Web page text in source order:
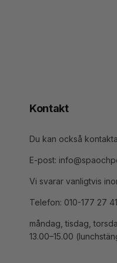
Kontakt
Du kan också
E-post:
Vi svarar vanligtvis
Telefon: 010-177 27 41
måndag, tisdag,
13.00–15.00